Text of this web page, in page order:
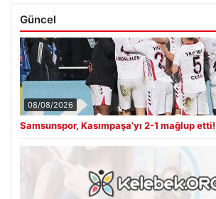
Güncel
08/08/2026
Samsunspor, Kasımpaşa’yı 2-1 mağlup etti!